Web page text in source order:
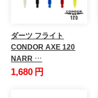
ダーツ フライト
CONDOR AXE 120
NARR …
1,680 円